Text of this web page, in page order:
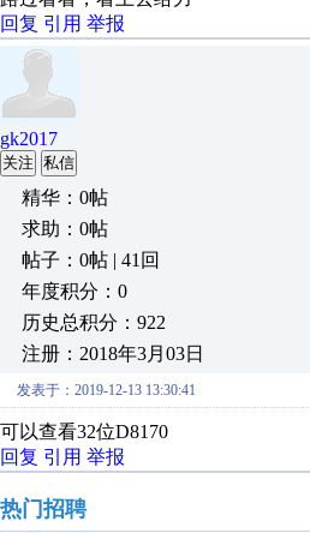
回复 引用 举报
gk2017
关注 私信
精华：0帖
求助：0帖
帖子：0帖 | 41回
年度积分：0
历史总积分：922
注册：2018年3月03日
发表于：2019-12-13 13:30:41
可以查看32位D8170
回复 引用 举报
热门招聘